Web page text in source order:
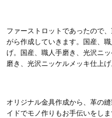
ファーストロットであったので
がら作成していきます。国産、
げ。国産、職人手磨き、光沢ニ
磨き、光沢ニッケルメッキ仕上げ
オリジナル金具作成から、革の
イドでモノ作りもお手伝いをしま